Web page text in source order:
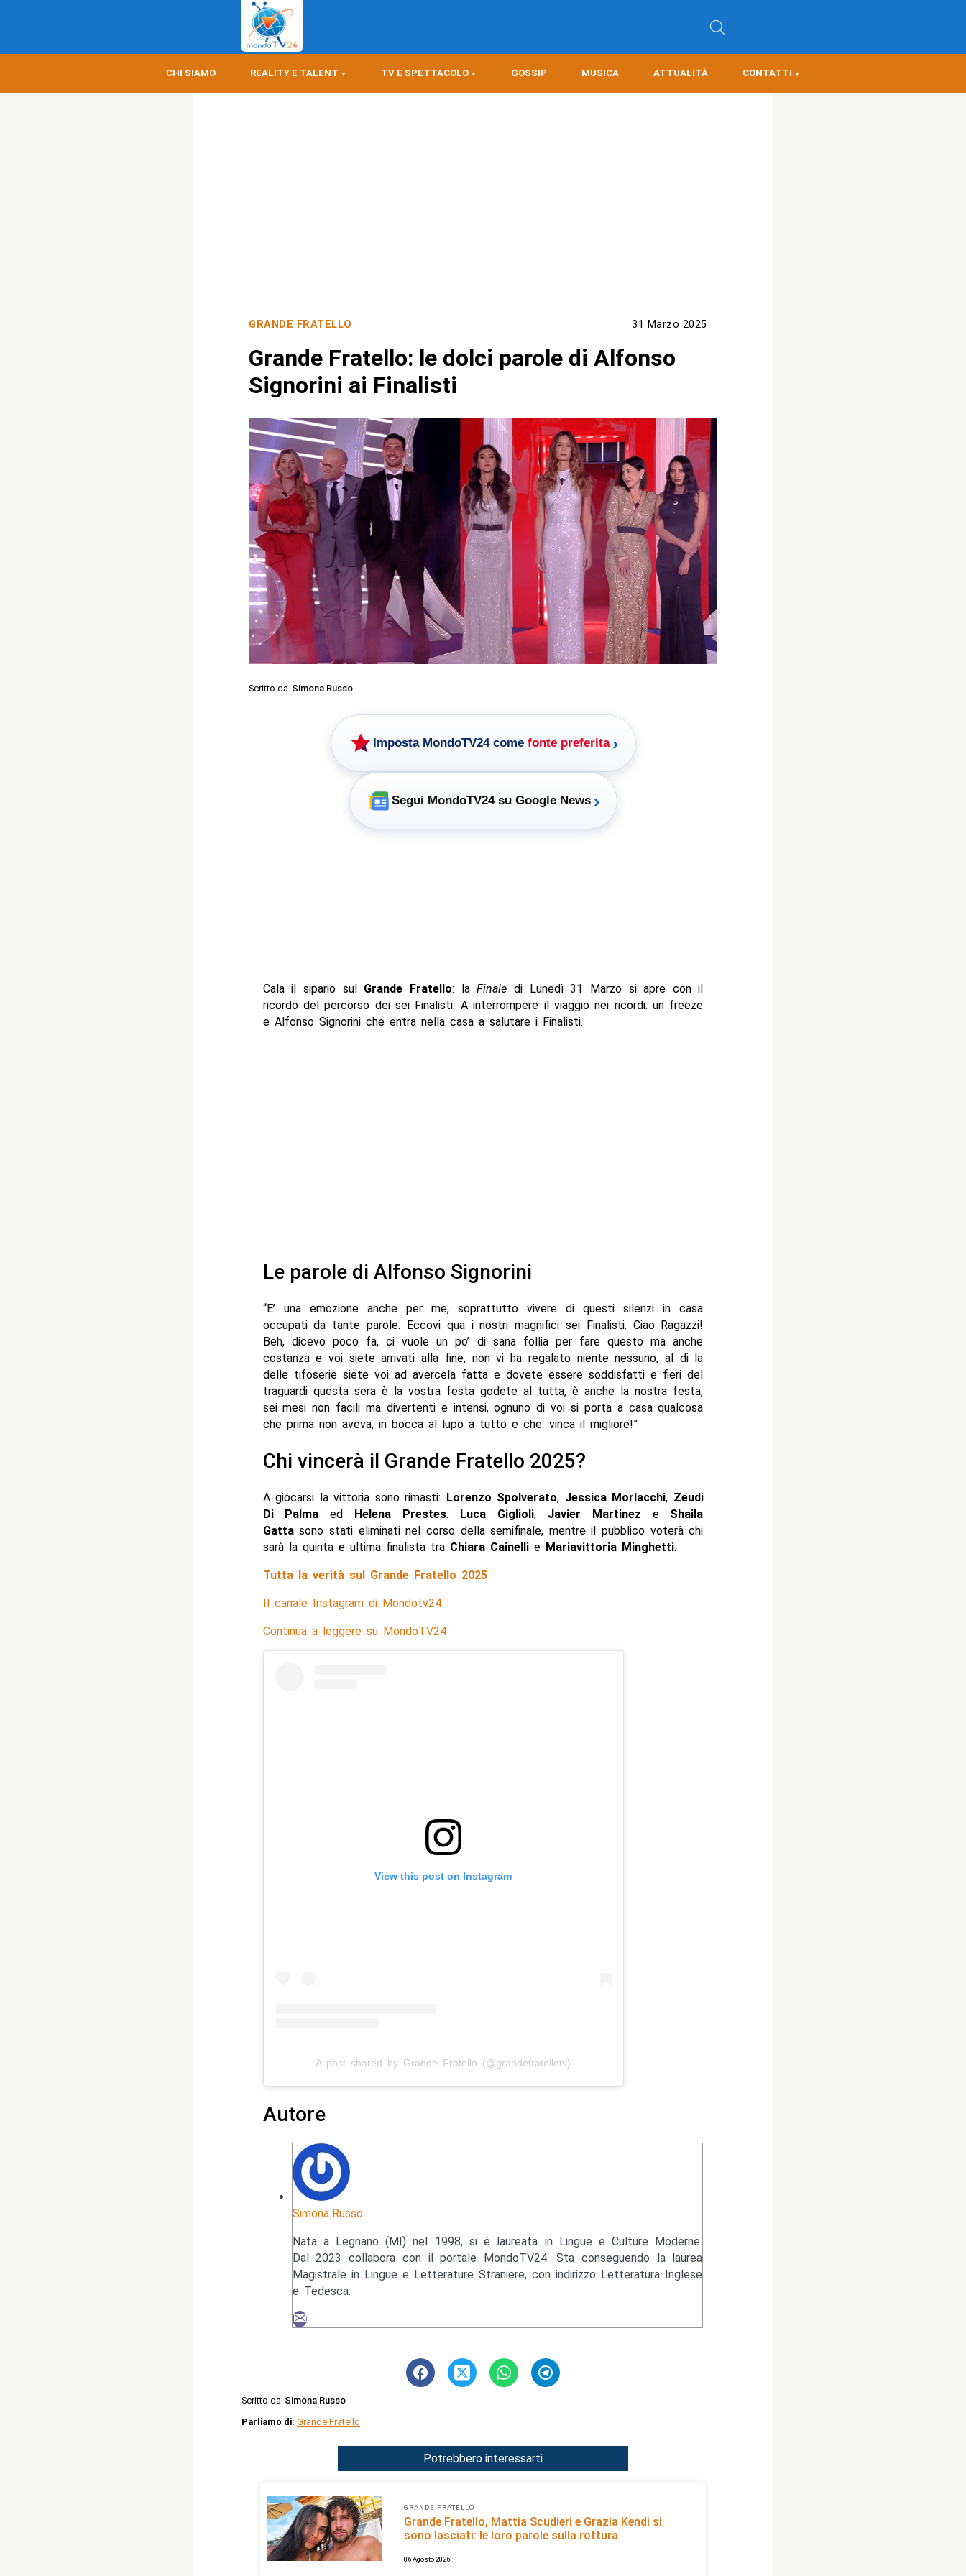
CHI SIAMO REALITY E TALENT TV E SPETTACOLO GOSSIP MUSICA ATTUALITÀ CONTATTI
GRANDE FRATELLO 31 Marzo 2025
Grande Fratello: le dolci parole di Alfonso
Signorini ai Finalisti
Scritto da Simona Russo
Imposta MondoTV24 come fonte preferita ›
Segui MondoTV24 su Google News ›
Cala il sipario sul Grande Fratello: laFinale di Lunedì 31 Marzo si apre con il
ricordo del percorso dei sei Finalisti. A interrompere il viaggio nei ricordi: un freeze
e Alfonso Signorini che entra nella casa a salutare i Finalisti.
Le parole di Alfonso Signorini
“E’ una emozione anche per me, soprattutto vivere di questi silenzi in casa
occupati da tante parole. Eccovi qua i nostri magnifici sei Finalisti. Ciao Ragazzi!
Beh, dicevo poco fa, ci vuole un po’ di sana follia per fare questo ma anche
costanza e voi siete arrivati alla fine, non vi ha regalato niente nessuno, al di la
delle tifoserie siete voi ad avercela fatta e dovete essere soddisfatti e fieri del
traguardi questa sera è la vostra festa godete al tutta, è anche la nostra festa,
sei mesi non facili ma divertenti e intensi, ognuno di voi si porta a casa qualcosa
che prima non aveva, in bocca al lupo a tutto e che: vinca il migliore!”
Chi vincerà il Grande Fratello 2025?
A giocarsi la vittoria sono rimasti: Lorenzo Spolverato, Jessica Morlacchi, Zeudi
Di Palma ed Helena Prestes. Luca Giglioli, Javier Martinez e Shaila
Gattasono stati eliminati nel corso della semifinale, mentre il pubblico voterà chi
sarà la quinta e ultima finalista tra Chiara Cainellie Mariavittoria Minghetti.
Tutta la verità sul Grande Fratello 2025
Il canale Instagram di Mondotv24
Continua a leggere su MondoTV24
View this post on Instagram
A post shared by Grande Fratello (@grandefratellotv)
Autore
Simona Russo
Nata a Legnano (MI) nel 1998, si è laureata in Lingue e Culture Moderne.
Dal 2023 collabora con il portale MondoTV24. Sta conseguendo la laurea
Magistrale in Lingue e Letterature Straniere, con indirizzo Letteratura Inglese
e Tedesca.
Scritto da Simona Russo
Parliamo di: Grande Fratello
Potrebbero interessarti
GRANDE FRATELLO
Grande Fratello, Mattia Scudieri e Grazia Kendi si
sono lasciati: le loro parole sulla rottura
06 Agosto 2026